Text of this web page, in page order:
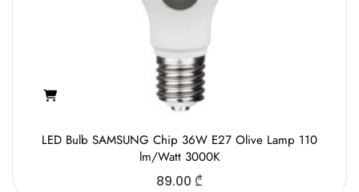
LED Bulb SAMSUNG Chip 36W E27 Olive Lamp 110
lm/Watt 3000K
89.00 ₾